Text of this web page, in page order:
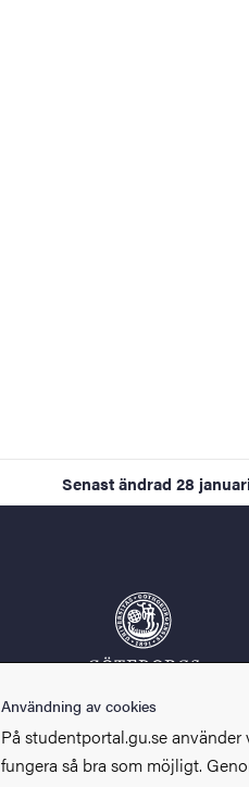
Senast ändrad 28
Användning av cookies
På studentportal.gu.se
fungera så bra som möjligt.